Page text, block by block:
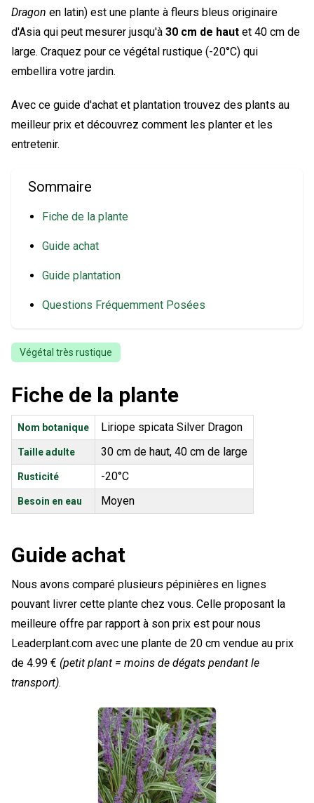
Dragon en latin) est une plante à fleurs bleus originaire
d'Asia qui peut mesurer jusqu'à 30 cm de haut et 40 cm de
large. Craquez pour ce végétal rustique (-20°C) qui
embellira votre jardin.
Avec ce guide d'achat et plantation trouvez des plants au
meilleur prix et découvrez comment les planter et les
entretenir.
Sommaire
Fiche de la plante
Guide achat
Guide plantation
Questions Fréquemment Posées
Végétal très rustique
Fiche de la plante
Nom botanique Liriope spicata Silver Dragon
Taille adulte 30 cm de haut, 40 cm de large
Rusticité -20°C
Besoin en eau Moyen
Guide achat
Nous avons comparé plusieurs pépinières en lignes
pouvant livrer cette plante chez vous. Celle proposant la
meilleure offre par rapport à son prix est pour nous
Leaderplant.com avec une plante de 20 cm vendue au prix
de 4.99 € (petit plant = moins de dégats pendant le
transport).